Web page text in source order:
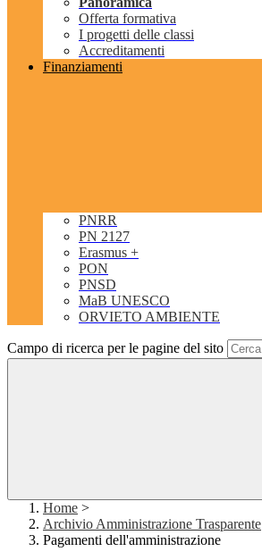
Offerta formativa
I progetti delle classi
Accreditamenti
Finanziamenti
PNRR
PN 2127
Erasmus +
PON
PNSD
MaB UNESCO
ORVIETO AMBIENTE
Campo di ricerca per le pagine del sito
Home >
Archivio Amministrazione Trasparente
Pagamenti dell'amministrazione